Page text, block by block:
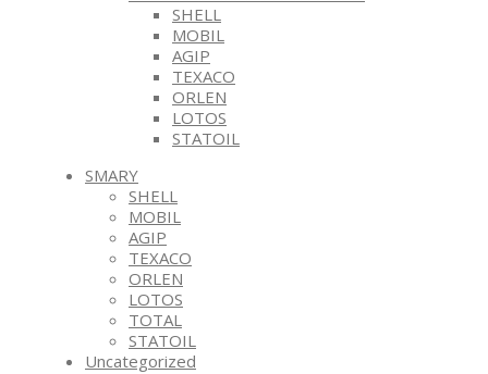
SHELL
MOBIL
AGIP
TEXACO
ORLEN
LOTOS
STATOIL
SMARY
SHELL
MOBIL
AGIP
TEXACO
ORLEN
LOTOS
TOTAL
STATOIL
Uncategorized